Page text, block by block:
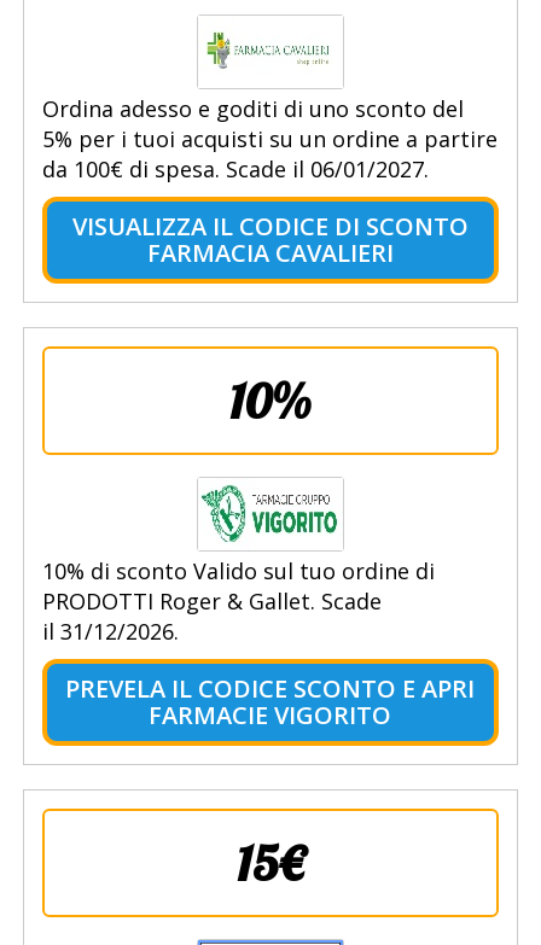
Ordina adesso e goditi di uno sconto del
5% per i tuoi acquisti su un ordine a partire
da 100€ di spesa. Scade il 06/01/2027.
VISUALIZZA IL CODICE DI SCONTO
FARMACIA CAVALIERI
10%
10% di sconto Valido sul tuo ordine di
PRODOTTI Roger & Gallet. Scade
il 31/12/2026.
PREVELA IL CODICE SCONTO E APRI
FARMACIE VIGORITO
15€